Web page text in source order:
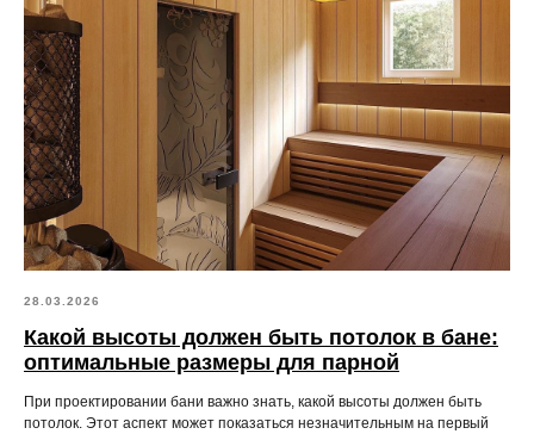
28.03.2026
Какой высоты должен быть потолок в бане:
оптимальные размеры для парной
При проектировании бани важно знать, какой высоты должен быть
потолок. Этот аспект может показаться незначительным на первый